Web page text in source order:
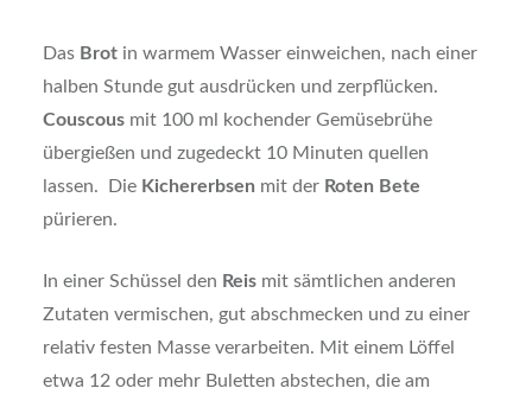
Das Brotin warmem Wasser einweichen, nach einer
halben Stunde gut ausdrücken und zerpflücken.
Couscousmit 100 ml kochender Gemüsebrühe
übergießen und zugedeckt 10 Minuten quellen
lassen. Die Kichererbsen mit der Roten Bete
pürieren.
In einer Schüssel den Reismit sämtlichen anderen
Zutaten vermischen, gut abschmecken und zu einer
relativ festen Masse verarbeiten. Mit einem Löffel
etwa 12 oder mehr Buletten abstechen, die am